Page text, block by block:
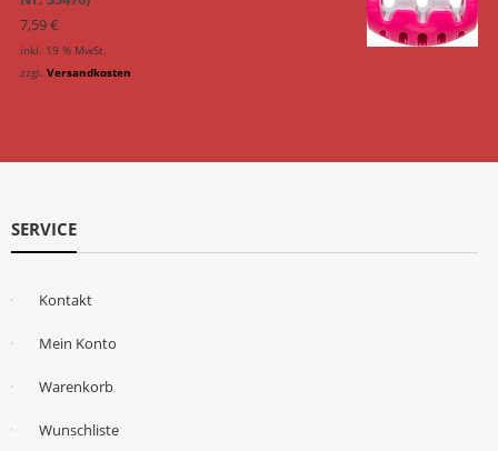
7,59€
inkl. 19 % MwSt.
zzgl. Versandkosten
SERVICE
Kontakt
Mein Konto
Warenkorb
Wunschliste